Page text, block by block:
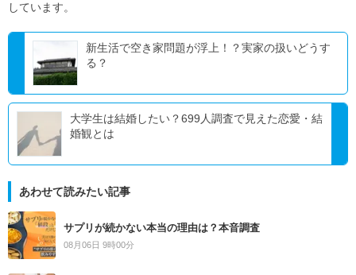
しています。
新生活で空き家問題が浮上！？実家の扱いどうす
る？
大学生は結婚したい？699人調査で見えた恋愛・結
婚観とは
あわせて読みたい記事
サプリが続かない本当の理由は？本音調査
08月06日 9時00分